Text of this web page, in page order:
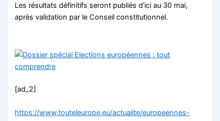
Les résultats définitifs seront publiés d’ici au 30 mai,
après validation par le Conseil constitutionnel.
[ad_2]
https://www.touteleurope.eu/actualite/europeennes-